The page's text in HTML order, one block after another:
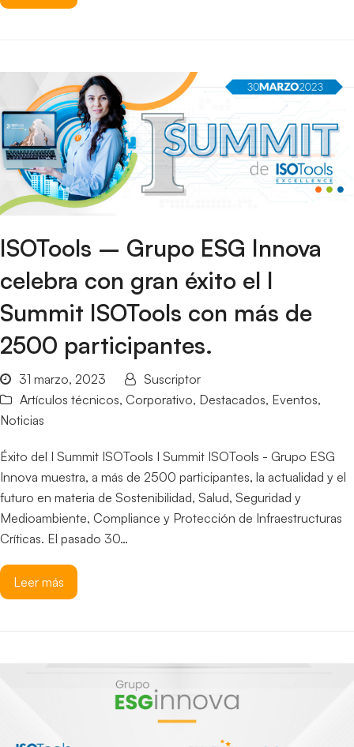
ISOTools – Grupo ESG Innova
celebra con gran éxito el I
Summit ISOTools con más de
2500 participantes.
31 marzo, 2023
Suscriptor
Artículos técnicos, Corporativo, Destacados, Eventos,
Noticias
Éxito del I Summit ISOTools I Summit ISOTools - Grupo ESG
Innova muestra, a más de 2500 participantes, la actualidad y el
futuro en materia de Sostenibilidad, Salud, Seguridad y
Medioambiente, Compliance y Protección de Infraestructuras
Críticas. El pasado 30…
Leer más